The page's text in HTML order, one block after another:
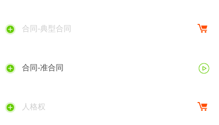
合同-典型合同
合同-准合同
人格权